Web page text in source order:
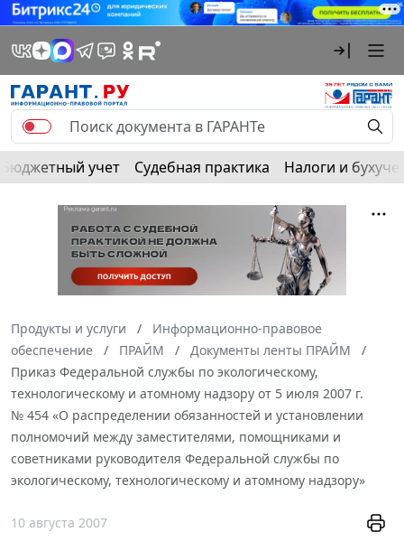
Бюджетный учет Судебная практика Налоги и
Продукты и услуги
Информационно-правовое
обеспечение
ПРАЙМ
Документы ленты ПРАЙМ
Приказ Федеральной службы по экологическому,
технологическому и атомному надзору от 5 июля 2007 г.
№ 454 «О распределении обязанностей и установлении
полномочий между заместителями, помощниками и
советниками руководителя Федеральной службы по
экологическому, технологическому и атомному надзору»
10 августа 2007